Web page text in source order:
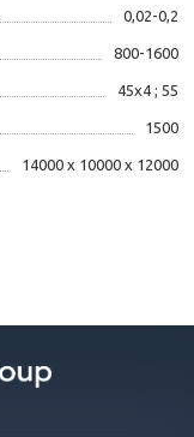
0,02-0,2
800-1600
45х4 ; 55
1500
14000 х 10000 х 12000